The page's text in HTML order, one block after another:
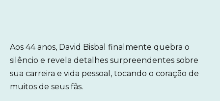
Aos 44 anos, David Bisbal finalmente quebra o
silêncio e revela detalhes surpreendentes sobre
sua carreira e vida pessoal, tocando o coração de
muitos de seus fãs.